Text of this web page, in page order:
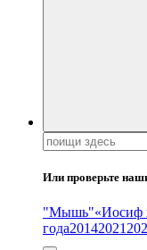
Поиск:
Или проверьте
"Мышь"«Иосиф
года20142021